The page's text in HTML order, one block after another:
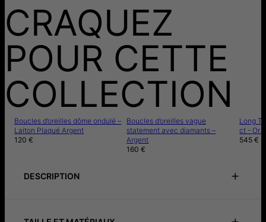
CRAQUEZ
POUR CETTE
COLLECTION
Boucles d’oreilles dôme ondulé –
Laiton Plaqué Argent
120 €
Boucles d’oreilles vague
statement avec diamants –
Argent
160 €
Long
ct - Or
545 €
DESCRIPTION